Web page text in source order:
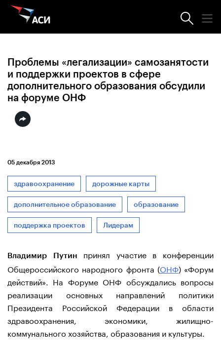
Новости АСИ
Проблемы «легализации» самозанятости
и поддержки проектов в сфере
дополнительного образования обсудили
на форуме ОНФ
05 декабря 2013
здравоохранение дорожные карты
дополнительное образование образование
поддержка проектов Лидерам
Владимир Путин
принял участие в конференции
Общероссийского народного фронта (ОНФ) «Форум
действий». На Форуме ОНФ обсуждались вопросы
реализации основных направлений политики
Президента Российской Федерации в области
здравоохранения, экономики, жилищно-
коммунального хозяйства, образования и культуры.